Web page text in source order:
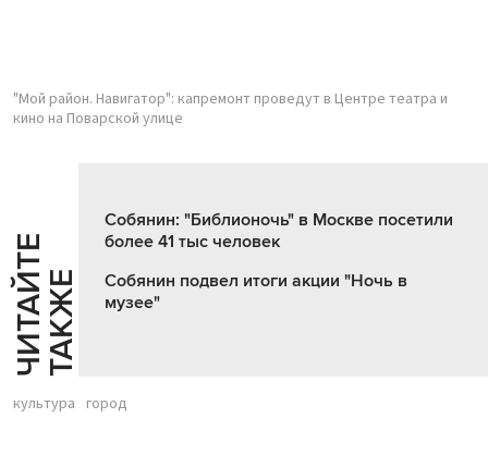
"Мой район. Навигатор": капремонт проведут в Центре театра и
кино на Поварской улице
Ч
И
Т
АЙ
Т
Е
Т
А
К
ЖЕ
Собянин: "Библионочь" в Москве посетили
более 41 тыс человек
Собянин подвел итоги акции "Ночь в
музее"
культура город